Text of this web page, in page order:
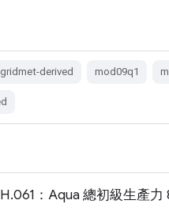
gridmet-derived mod09q1
：Aqua 總初級生產